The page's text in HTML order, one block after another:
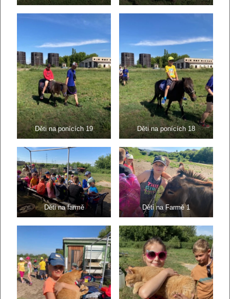
Děti na ponících 19 Děti na ponících 18
Děti na farmě Děti na Farmě 1